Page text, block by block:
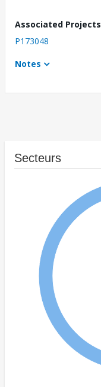
Associated Projects
P173048
Notes
Secteurs